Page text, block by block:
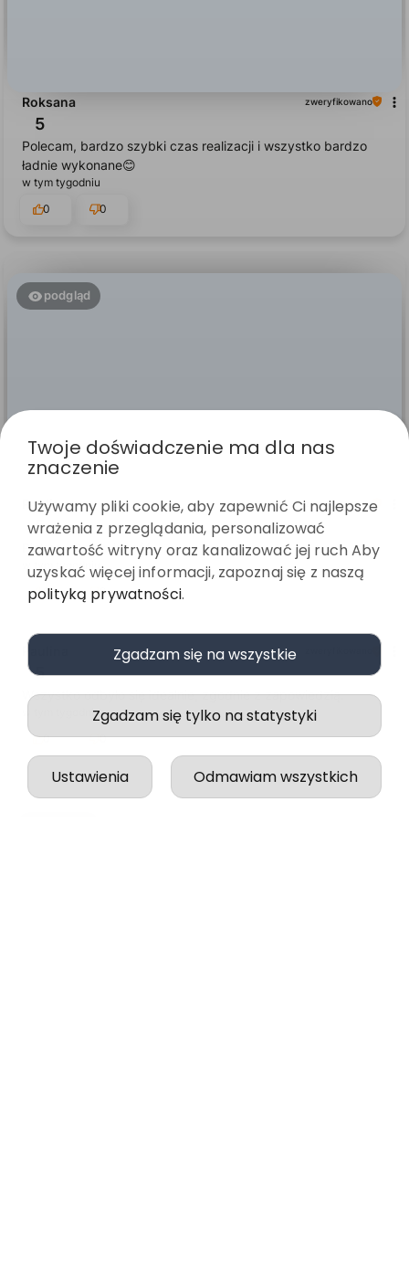
Roksana zweryfikowano
5
Polecam, bardzo szybki czas realizacji i wszystko bardzo
ładnie wykonane😊
w tym tygodniu
0
0
podgląd
Paulina zweryfikowano
5
Piękne . Dobra jakość
w tym tygodniu
0
0
5
Wszystko odbyło się idealnie, zgodnie z zapowiedzią.
w tym tygodniu
0
0
Twoje doświadczenie ma dla nas
znaczenie
Używamy pliki cookie, aby zapewnić Ci najlepsze
wrażenia z przeglądania, personalizować
zawartość witryny oraz kanalizować jej ruch Aby
uzyskać więcej informacji, zapoznaj się z naszą
polityką prywatności.
Zgadzam się na wszystkie
Zgadzam się tylko na statystyki
Ustawienia Odmawiam wszystkich